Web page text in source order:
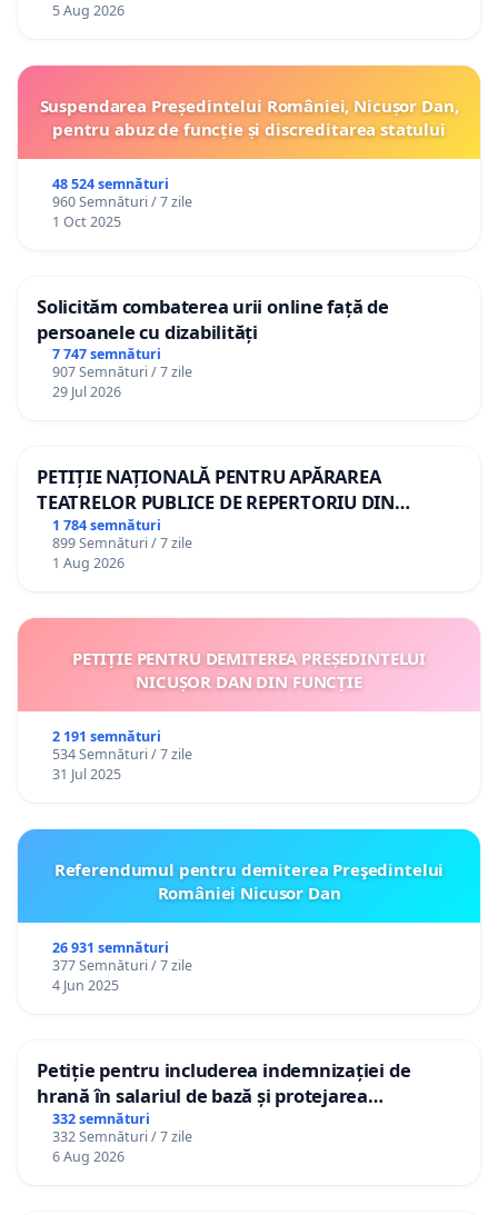
5 Aug 2026
Suspendarea Președintelui României, Nicușor Dan,
pentru abuz de funcție și discreditarea statului
48 524 semnături
960 Semnături / 7 zile
1 Oct 2025
Solicităm combaterea urii online față de
persoanele cu dizabilități
7 747 semnături
907 Semnături / 7 zile
29 Jul 2026
PETIȚIE NAȚIONALĂ PENTRU APĂRAREA
TEATRELOR PUBLICE DE REPERTORIU DIN
ROMÂNIA
1 784 semnături
899 Semnături / 7 zile
1 Aug 2026
PETIȚIE PENTRU DEMITEREA PREȘEDINTELUI
NICUȘOR DAN DIN FUNCȚIE
2 191 semnături
534 Semnături / 7 zile
31 Jul 2025
Referendumul pentru demiterea Preşedintelui
României Nicusor Dan
26 931 semnături
377 Semnături / 7 zile
4 Jun 2025
Petiție pentru includerea indemnizației de
hrană în salariul de bază și protejarea
gradațiilor de vechime pentru asistenții
personali
332 semnături
332 Semnături / 7 zile
6 Aug 2026